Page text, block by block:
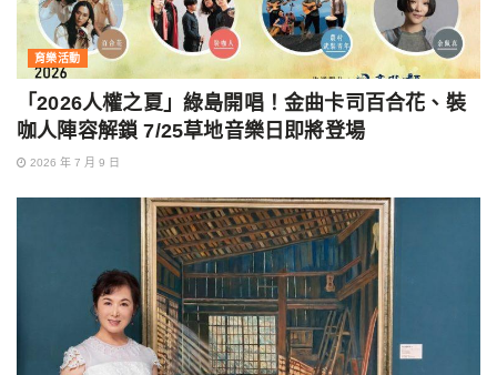
育樂活動
「2026人權之夏」綠島開唱！金曲卡司百合花、裝
咖人陣容解鎖 7/25草地音樂日即將登場
2026 年 7 月 9 日